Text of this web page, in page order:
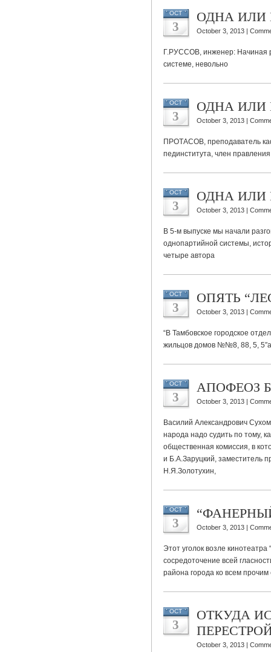
OCT
3
ОДНА ИЛИ
October 3, 2013 |
Г.РУССОВ, инженер: Начиная
системе, невольно
OCT
3
ОДНА ИЛИ
October 3, 2013 |
ПРОТАСОВ, преподаватель
пединститута, член
OCT
3
ОДНА ИЛИ
October 3, 2013 |
В 5-м выпуске мы начали
однопартийной системы,
четыре автора
OCT
3
ОПЯТЬ
October 3, 2013 |
“В Тамбовское городское
жильцов домов №№8, 88, 5,
OCT
3
АПОФЕОЗ
October 3, 2013 |
Василий Александрович
народа надо судить по тому,
общественная комиссия, в
и Б.А.Заруцкий, заместитель
Н.Я.Золотухин,
OCT
3 October 3, 2013 |
Этот уголок возле кинотеатра
сосредоточение всей
района города ко всем прочим
OCT
3
ОТКУДА
October 3, 2013 |